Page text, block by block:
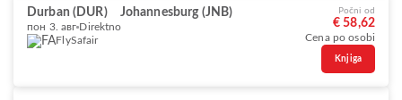
Durban (DUR) Johannesburg (JNB)
пон 3. авг Direktno
FlySafair
Počni od
€ 58,62
Cena po osobi
Knjiga